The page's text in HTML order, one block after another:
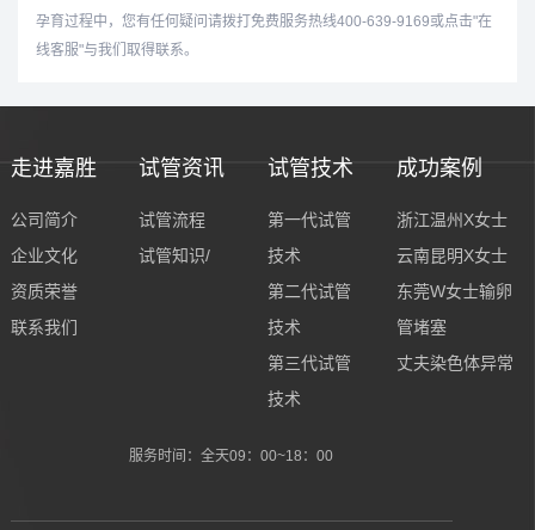
孕育过程中，您有任何疑问请拨打免费服务热线400-639-9169或点击"在
线客服"与我们取得联系。
走进嘉胜
公司简介
企业文化
资质荣誉
联系我们
试管资讯
试管流程
试管知识/
试管技术
第一代试管
技术
第二代试管
技术
第三代试管
技术
成功案例
浙江温州X女士
云南昆明X女士
东莞W女士输卵
管堵塞
丈夫染色体异常
服务时间：全天09：00~18：00